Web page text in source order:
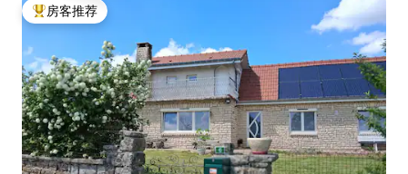
热门「房客推荐」
房客推荐